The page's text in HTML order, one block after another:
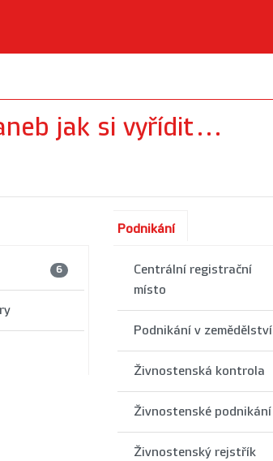
jak si vyřídit...
6
Podnikání
Centrální registrační
místo
Podnikání v zemědělství
Živnostenská kontrola
Živnostenské podnikání
Živnostenský rejstřík